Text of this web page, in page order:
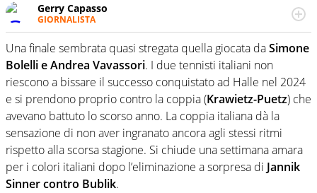
Gerry Capasso
GIORNALISTA
Per lui gli sport americani non hanno segreti: basket,
football, baseball e la capacità innata di trovare la notizia
dove altri non vedono granché
Una finale sembrata quasi stregata quella giocata daSimone
Bolelli e Andrea Vavassori. I due tennisti italiani non
riescono a bissare il successo conquistato ad Halle nel 2024
e si prendono proprio contro la coppia (Krawietz-Puetz) che
avevano battuto lo scorso anno. La coppia italiana dà la
sensazione di non aver ingranato ancora agli stessi ritmi
rispetto alla scorsa stagione. Si chiude una settimana amara
per i colori italiani dopo l’eliminazione a sorpresa di Jannik
Sinner contro Bublik.